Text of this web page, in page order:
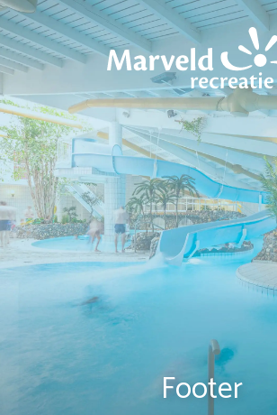
Footer